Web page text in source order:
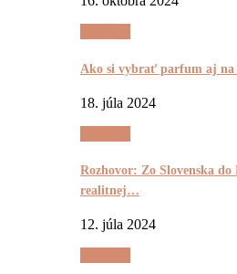
Ako si vybrať parfum aj na
18. júla 2024
Rozhovor: Zo Slovenska
realitnej…
12. júla 2024